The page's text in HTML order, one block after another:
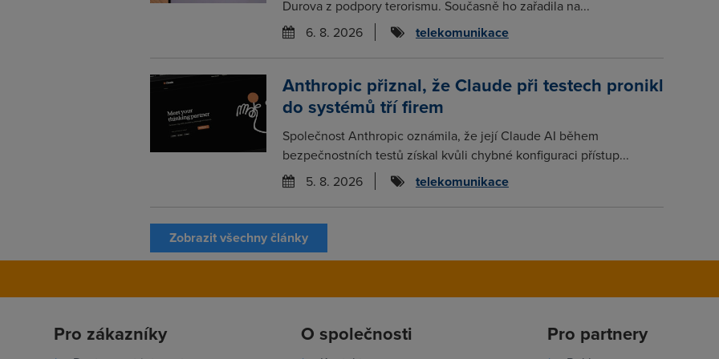
Durova z podpory terorismu. Současně ho zařadila na...
6. 8. 2026
telekomunikace
Anthropic přiznal, že Claude při testech pronikl
do systémů tří firem
Společnost Anthropic oznámila, že její Claude AI během
bezpečnostních testů získal kvůli chybné konfiguraci přístup...
5. 8. 2026
telekomunikace
Zobrazit všechny články
Pro zákazníky O společnosti Pro partnery